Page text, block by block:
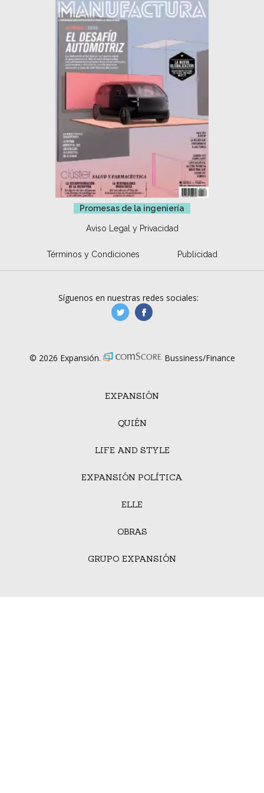
Promesas de la ingeniería
Aviso Legal y Privacidad
Términos y Condiciones Publicidad
EXPANSIÓN
QUIÉN
LIFE AND STYLE
EXPANSIÓN POLÍTICA
ELLE
OBRAS
GRUPO EXPANSIÓN
Síguenos en nuestras redes sociales:
manufacturaGE
© 2026 Expansión. Bussiness/Finance